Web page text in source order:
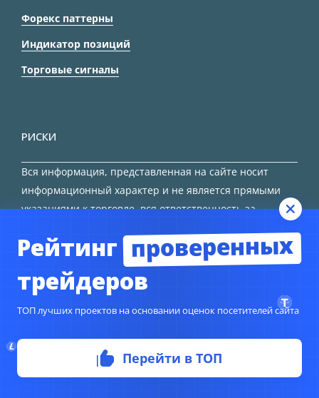
Форекс паттерны
Индикатор позиций
Торговые сигналы
РИСКИ
Вся информация, представленная на сайте носит
информационный характер и не является прямыми
указаниями к торговле, вся ответственность за
© Copyright 2024TORFOREX.COM
Рейтинг проверенных
трейдеров
ТОП лучших проектов на основании оценок посетителей сайта
Перейти в ТОП